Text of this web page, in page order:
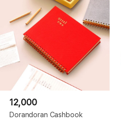
12,000
Dorandoran Cashbook